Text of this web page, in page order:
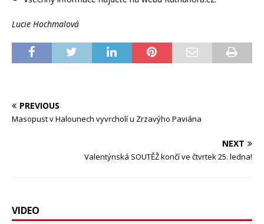
Lucie Hochmalová
PREVIOUS
Masopust v Halounech vyvrcholí u Zrzavýho Paviána
NEXT
Valentýnská SOUTĚŽ končí ve čtvrtek 25. ledna!
VIDEO